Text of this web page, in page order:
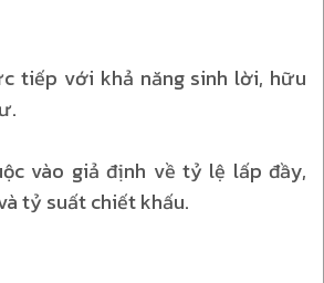
tiếp với khả năng sinh lời, hữu
vào giả định về tỷ lệ lấp đầy,
tỷ suất chiết khấu.